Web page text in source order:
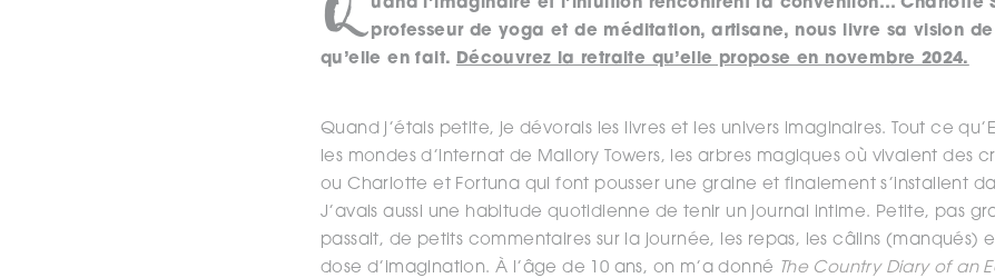
uand l’imaginaire et l’intuition rencontrent la convention… Charlotte
professeur de yoga et de méditation, artisane, nous livre sa vision de
qu’elle en fait. Découvrez la retraite qu’elle propose en novembre 2024.
Quand j’étais petite, je dévorais les livres et les univers imaginaires. Tout ce
les mondes d’internat de Mallory Towers, les arbres magiques où vivaient des
ou Charlotte et Fortuna qui font pousser une graine et finalement s’installent
J’avais aussi une habitude quotidienne de tenir un journal intime. Petite, pas
passait, de petits commentaires sur la journée, les repas, les câlins (manqués)
dose d’imagination. À l’âge de 10 ans, on m’a donné The Country Diary of an